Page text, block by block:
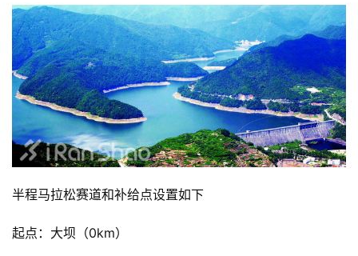
半程马拉松赛道和补给点设置如下
起点：大坝（0km）